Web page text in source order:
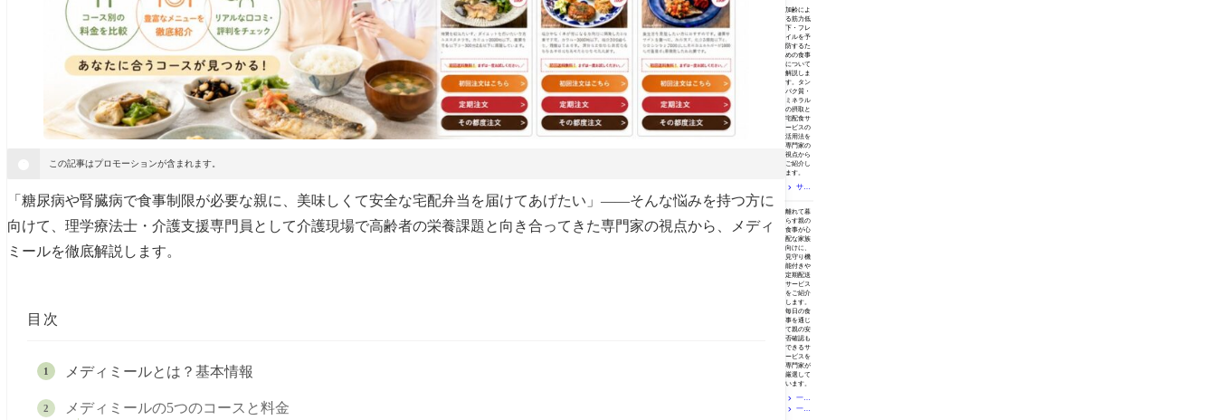
この記事はプロモーションが含まれます。
「糖尿病や腎臓病で食事制限が必要な親に、美味しくて安全な宅配弁当を届けてあげたい」——そんな悩みを持つ方に
向けて、理学療法士・介護支援専門員として介護現場で高齢者の栄養課題と向き合ってきた専門家の視点から、メディ
ミールを徹底解説します。
目次
メディミールとは？基本情報
メディミールの5つのコースと料金
凍制限
食を徹
底解
説！
ス・高
齢者へ
の適性
を専門
家が解
説
ルシー
御膳・
たんぱ
く調整
食・ソ
フト御
膳を専
門家が
解説
ミ・評
判は？
料金・
メニュ
ー・介
護食へ
の対応
を専門
家が解
説
メニュ
ー・高
齢者へ
の適性
を専門
家が解
説
料金・
メニュ
ー・高
齢者へ
の適性
を専門
家が解
説
コミ・
評判
は？料
金・メ
ニュ
ー・特
徴を解
説
食の口
コミ・
評判
は？料
金・メ
ニュ
ー・高
齢者へ
の適性
を解説
加齢によ
る筋力低
下・フレ
イルを予
防するた
めの食事
について
解説しま
す。タン
パク質・
ミネラル
の摂取と
宅配食サ
ービスの
活用法を
専門家の
視点から
ご紹介し
ます。
サル
ア・フ
レイル
予防に
食事が
重要な
理由｜
理学療
法士が
解説す
る栄養
と運動
の関係
離れて暮
らす親の
食事が心
配な家族
向けに、
見守り機
能付きや
定期配送
サービス
をご紹介
します。
毎日の食
事を通じ
て親の安
否確認も
できるサ
ービスを
専門家が
厳選して
います。
一人
暮らし
一人